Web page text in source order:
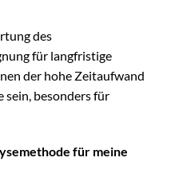
des
für langfristige
der hohe Zeitaufwand
sein, besonders für
für meine